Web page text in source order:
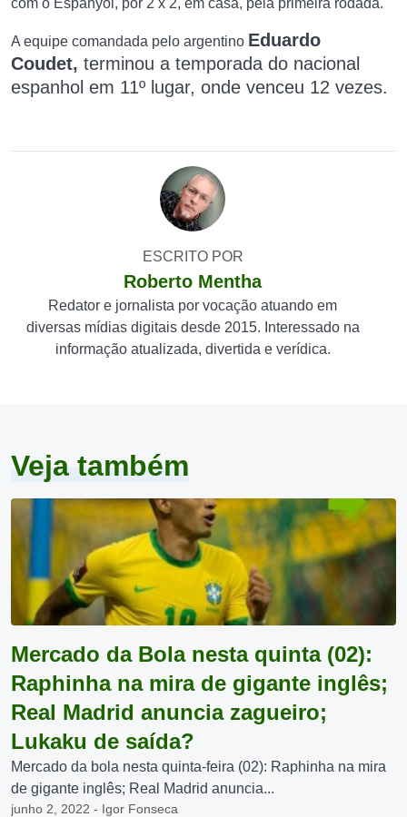
com o Espanyol, por 2 x 2, em casa, pela primeira rodada.
A equipe comandada pelo argentino Eduardo
Coudet, terminou a temporada do nacional
espanhol em 11º lugar, onde venceu 12 vezes.
ESCRITO POR
Roberto Mentha
Redator e jornalista por vocação atuando em
diversas mídias digitais desde 2015. Interessado na
informação atualizada, divertida e verídica.
Veja também
Mercado da Bola nesta quinta (02):
Raphinha na mira de gigante inglês;
Real Madrid anuncia zagueiro;
Lukaku de saída?
Mercado da bola nesta quinta-feira (02): Raphinha na mira
de gigante inglês; Real Madrid anuncia...
junho 2, 2022 - Igor Fonseca